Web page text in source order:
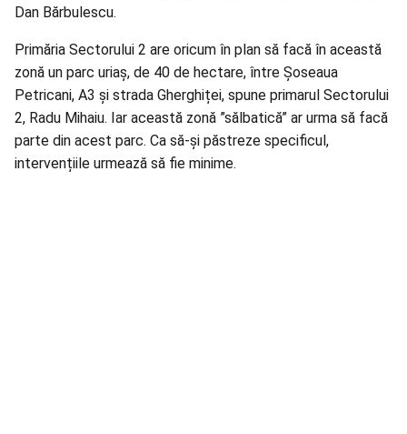
Dan Bărbulescu.
Primăria Sectorului 2 are oricum în plan să facă în această
zonă un parc uriaș, de 40 de hectare, între Șoseaua
Petricani, A3 și strada Gherghiței, spune primarul Sectorului
2, Radu Mihaiu. Iar această zonă ”sălbatică” ar urma să facă
parte din acest parc. Ca să-și păstreze specificul,
intervențiile urmează să fie minime.